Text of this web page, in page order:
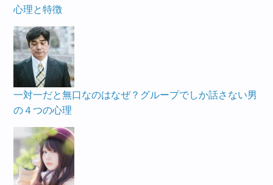
心理と特徴
一対一だと無口なのはなぜ？グループでしか話さない男
の４つの心理